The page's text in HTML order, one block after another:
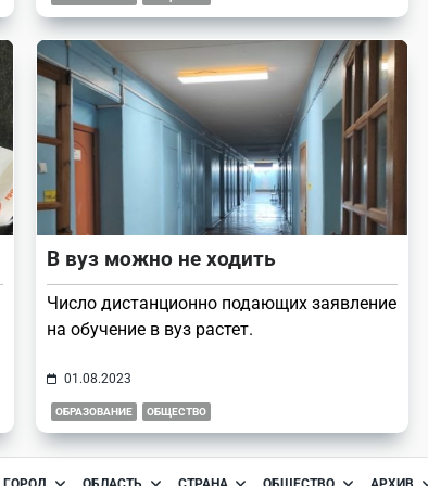
В вуз можно не ходить
Число дистанционно подающих заявление
на обучение в вуз растет.
01.08.2023
ОБРАЗОВАНИЕ ОБЩЕСТВО